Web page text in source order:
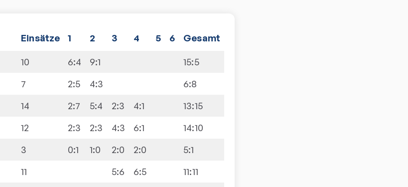
Einsätze 1 2 3 4 5 6 Gesamt
10 6:4 9:1 15:5
7 2:5 4:3 6:8
14 2:7 5:4 2:3 4:1 13:15
12 2:3 2:3 4:3 6:1 14:10
3 0:1 1:0 2:0 2:0 5:1
11 5:6 6:5 11:11